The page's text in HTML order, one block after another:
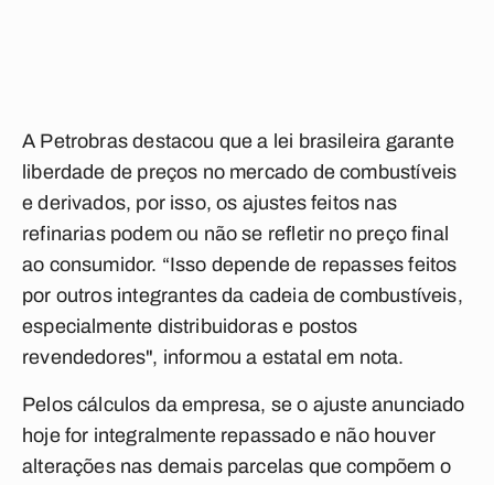
A Petrobras destacou que a lei brasileira garante
liberdade de preços no mercado de combustíveis
e derivados, por isso, os ajustes feitos nas
refinarias podem ou não se refletir no preço final
ao consumidor. “Isso depende de repasses feitos
por outros integrantes da cadeia de combustíveis,
especialmente distribuidoras e postos
revendedores", informou a estatal em nota.
Pelos cálculos da empresa, se o ajuste anunciado
hoje for integralmente repassado e não houver
alterações nas demais parcelas que compõem o